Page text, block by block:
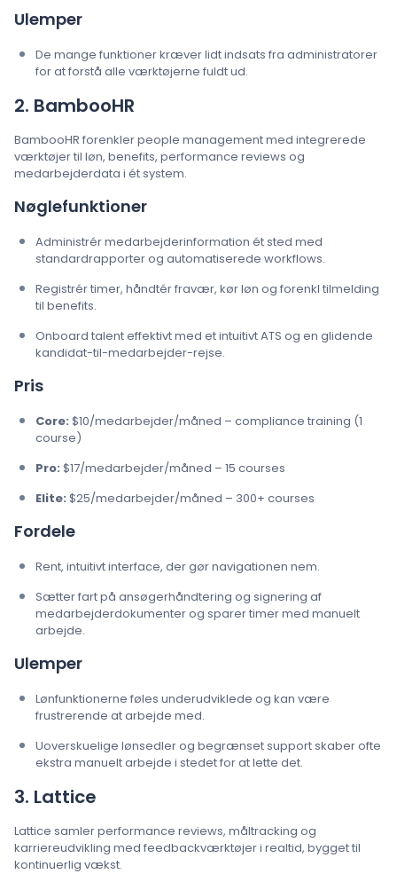
Ulemper
De mange funktioner kræver lidt indsats fra administratorer
for at forstå alle værktøjerne fuldt ud.
2. BambooHR
BambooHR forenkler people management med integrerede
værktøjer til løn, benefits, performance reviews og
medarbejderdata i ét system.
Nøglefunktioner
Administrér medarbejderinformation ét sted med
standardrapporter og automatiserede workflows.
Registrér timer, håndtér fravær, kør løn og forenkl tilmelding
til benefits.
Onboard talent effektivt med et intuitivt ATS og en glidende
kandidat-til-medarbejder-rejse.
Pris
Core: $10/medarbejder/måned – compliance training (1
course)
Pro: $17/medarbejder/måned – 15 courses
Elite: $25/medarbejder/måned – 300+ courses
Fordele
Rent, intuitivt interface, der gør navigationen nem.
Sætter fart på ansøgerhåndtering og signering af
medarbejderdokumenter og sparer timer med manuelt
arbejde.
Ulemper
Lønfunktionerne føles underudviklede og kan være
frustrerende at arbejde med.
Uoverskuelige lønsedler og begrænset support skaber ofte
ekstra manuelt arbejde i stedet for at lette det.
3. Lattice
Lattice samler performance reviews, måltracking og
karriereudvikling med feedbackværktøjer i realtid, bygget til
kontinuerlig vækst.